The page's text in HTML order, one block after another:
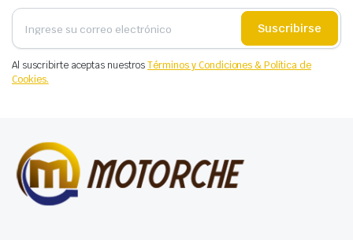
Suscribirse
Al suscribirte aceptas nuestrosTérminos y Condiciones & Política de
Cookies.